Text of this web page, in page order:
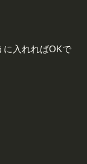
に入れればOKで